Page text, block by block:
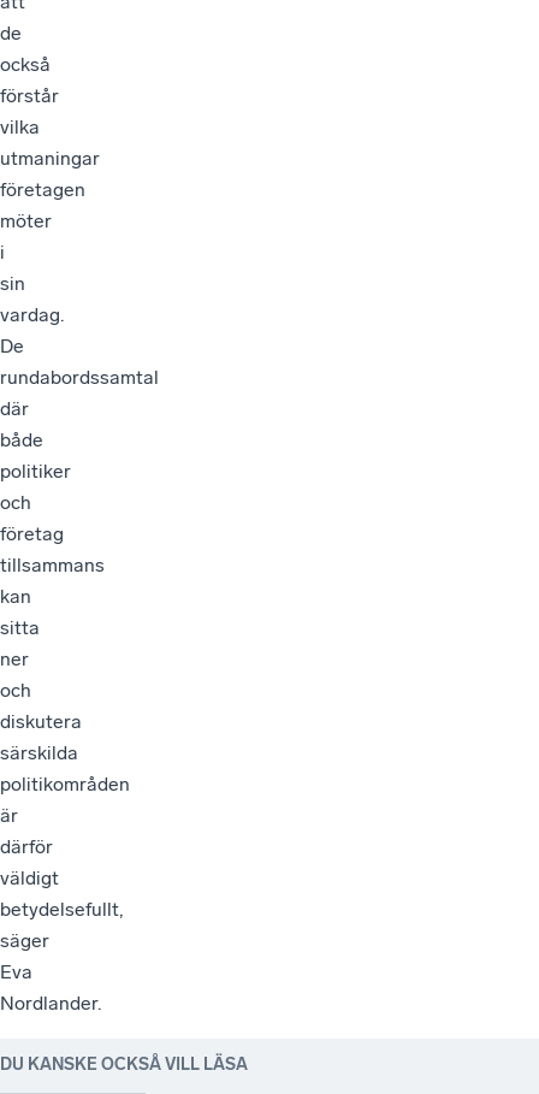
de
också
förstår
vilka
utmaningar
företagen
möter
i
sin
vardag.
De
rundabordssamtal
där
både
politiker
och
företag
tillsammans
kan
sitta
ner
och
diskutera
särskilda
politikområden
är
därför
väldigt
betydelsefullt,
säger
Eva
Nordlander.
DU KANSKE OCKSÅ VILL LÄSA